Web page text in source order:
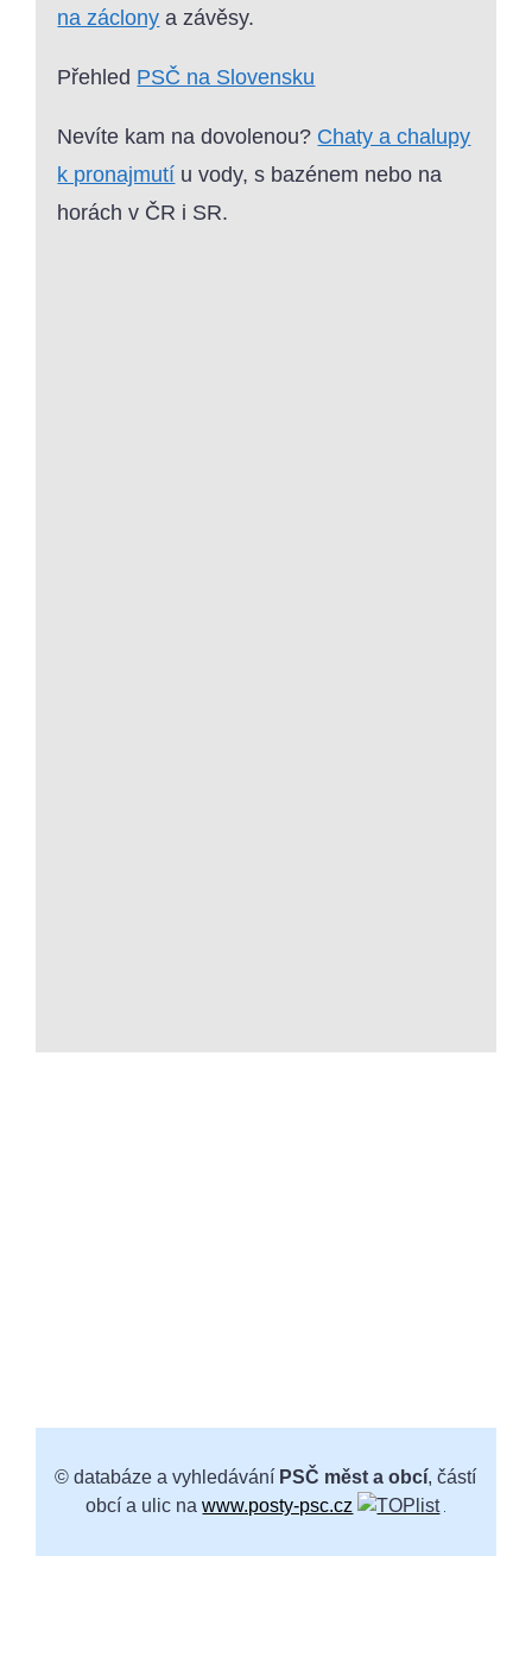
na záclony a závěsy.
Přehled PSČ na Slovensku
Nevíte kam na dovolenou? Chaty a chalupy
k pronajmutí u vody, s bazénem nebo na
horách v ČR i SR.
© databáze a vyhledávání PSČ měst a obcí, částí
obcí a ulic nawww.posty-psc.cz